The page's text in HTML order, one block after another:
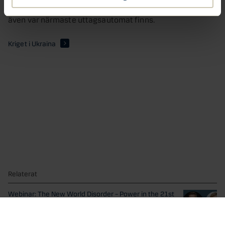
På Bankomatswebbplatshittar du mer information och
även var närmaste uttagsautomat finns.
Kriget i Ukraina
Relaterat
Webinar: The New World Disorder – Power in the 21st